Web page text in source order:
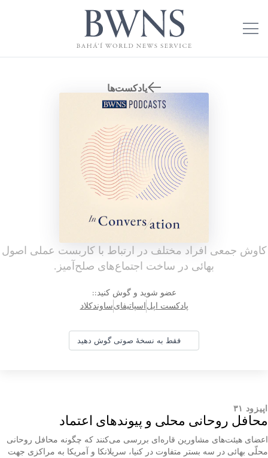
پادکست‌ها
کاوش جمعی افراد مختلف در ارتباط با کاربست عملی اصول
بهائی در ساخت اجتماع‌های صلح‌آمیز.
عضو شوید و گوش کنید::
پادکست اپلاسپاتیفایساوندکلاد
فقط به نسخهٔ صوتی گوش دهید
اپیزود ۳۱
محافل روحانی محلی و پیوندهای اعتماد
اعضای هیئت‌های مشاورین قاره‌ای بررسی می‌کنند که چگونه محافل روحانی
محلّی بهائی در سه بستر متفاوت در کنیا، سریلانکا و آمریکا به مراکزی جهت